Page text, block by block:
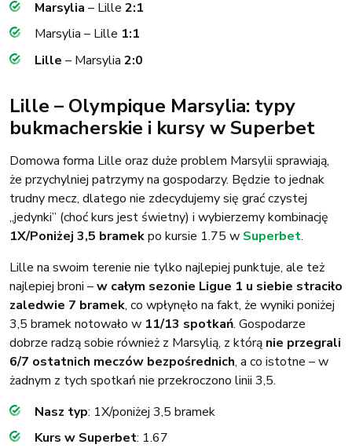
Marsylia – Lille 2:1
Marsylia – Lille 1:1
Lille – Marsylia 2:0
Lille – Olympique Marsylia: typy
bukmacherskie i kursy w Superbet
Domowa forma Lille oraz duże problem Marsylii sprawiają,
że przychylniej patrzymy na gospodarzy. Będzie to jednak
trudny mecz, dlatego nie zdecydujemy się grać czystej
„jedynki” (choć kurs jest świetny) i wybierzemy kombinację
1X/Poniżej 3,5 bramekpo kursie 1.75 w Superbet.
Lille na swoim terenie nie tylko najlepiej punktuje, ale też
najlepiej broni –w całym sezonie Ligue 1 u siebie straciło
zaledwie 7 bramek, co wpłynęło na fakt, że wyniki poniżej
3,5 bramek notowało w 11/13 spotkań. Gospodarze
dobrze radzą sobie również z Marsylią, z którą nie przegrali
6/7 ostatnich meczów bezpośrednich, a co istotne – w
żadnym z tych spotkań nie przekroczono linii 3,5.
Nasz typ: 1X/poniżej 3,5 bramek
Kurs w Superbet: 1.67